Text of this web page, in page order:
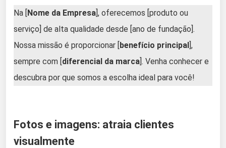
Na [Nome da Empresa], oferecemos [produto ou
serviço] de alta qualidade desde [ano de fundação].
Nossa missão é proporcionar [benefício principal],
sempre com [diferencial da marca]. Venha conhecer e
descubra por que somos a escolha ideal para você!
Fotos e imagens: atraia clientes
visualmente